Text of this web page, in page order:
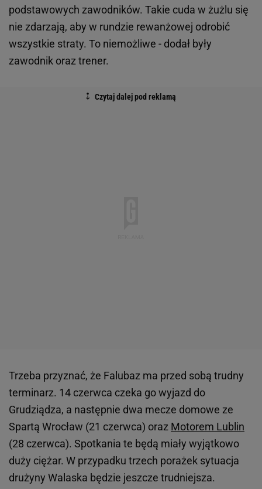
podstawowych zawodników. Takie cuda w żużlu się
nie zdarzają, aby w rundzie rewanżowej odrobić
wszystkie straty. To niemożliwe - dodał były
zawodnik oraz trener.
Trzeba przyznać, że Falubaz ma przed sobą trudny
terminarz. 14 czerwca czeka go wyjazd do
Grudziądza, a następnie dwa mecze domowe ze
Spartą Wrocław (21 czerwca) oraz Motorem Lublin
(28 czerwca). Spotkania te będą miały wyjątkowo
duży ciężar. W przypadku trzech porażek sytuacja
drużyny Walaska będzie jeszcze trudniejsza.